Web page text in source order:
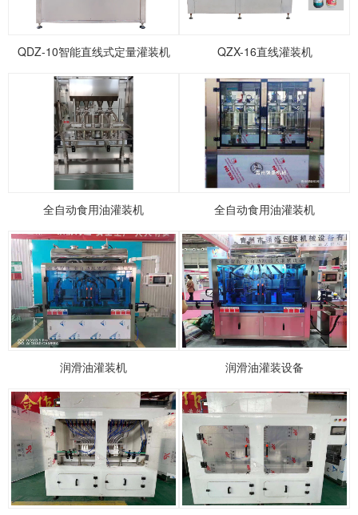
QDZ-10智能直线式定量灌装机 QZX-16直线灌装机
全自动食用油灌装机 全自动食用油灌装机
润滑油灌装机 润滑油灌装设备